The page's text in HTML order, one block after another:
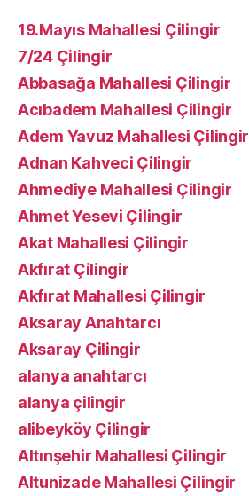
19.Mayıs Mahallesi Çilingir
7/24 Çilingir
Abbasağa Mahallesi Çilingir
Acıbadem Mahallesi Çilingir
Adem Yavuz Mahallesi Çilingir
Adnan Kahveci Çilingir
Ahmediye Mahallesi Çilingir
Ahmet Yesevi Çilingir
Akat Mahallesi Çilingir
Akfırat Çilingir
Akfırat Mahallesi Çilingir
Aksaray Anahtarcı
Aksaray Çilingir
alanya anahtarcı
alanya çilingir
alibeyköy Çilingir
Altınşehir Mahallesi Çilingir
Altunizade Mahallesi Çilingir